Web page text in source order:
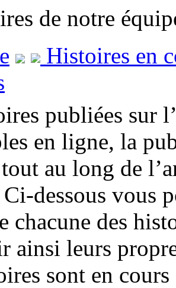
de notre
Histoires en
publiées sur
en ligne, la
au long de
Ci-dessous vous
chacune des
ainsi leurs
sont en